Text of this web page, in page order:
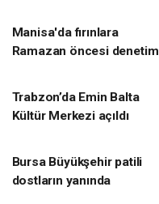
Manisa'da fırınlara
Ramazan öncesi denetim
Trabzon’da Emin Balta
Kültür Merkezi açıldı
Bursa Büyükşehir patili
dostların yanında